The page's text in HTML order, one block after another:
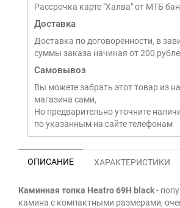
Рассрочка карте "Халва" от МТБ
Доставка
Доставка по договоренности, в
суммы заказа начиная от 200
Самовывоз
Вы можете забрать этот товар из
магазина сами,
Но предварительно уточните
по указанным на сайте телефонам
ОПИСАНИЕ ХАРАКТЕРИСТИКИ
Каминная топка Heatro 69H black-
камина с компактными размерами,